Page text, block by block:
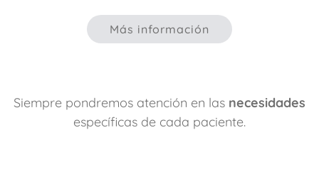
Más información
Siempre pondremos atención en las necesidades
específicas de cada paciente.